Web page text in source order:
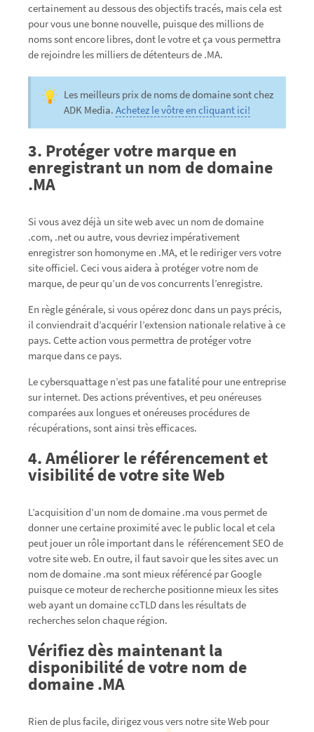
certainement au dessous des objectifs tracés, mais cela est
pour vous une bonne nouvelle, puisque des millions de
noms sont encore libres, dont le votre et ça vous permettra
de rejoindre les milliers de détenteurs de .MA.
Les meilleurs prix de noms de domaine sont chez
ADK Media. Achetez le vôtre en cliquant ici!
3. Protéger votre marque en
enregistrant un nom de domaine
.MA
Si vous avez déjà un site web avec un nom de domaine
.com, .net ou autre, vous devriez impérativement
enregistrer son homonyme en .MA, et le rediriger vers votre
site officiel. Ceci vous aidera à protéger votre nom de
marque, de peur qu’un de vos concurrents l’enregistre.
En règle générale, si vous opérez donc dans un pays précis,
il conviendrait d’acquérir l’extension nationale relative à ce
pays. Cette action vous permettra de protéger votre
marque dans ce pays.
Le cybersquattage n’est pas une fatalité pour une entreprise
sur internet. Des actions préventives, et peu onéreuses
comparées aux longues et onéreuses procédures de
récupérations, sont ainsi très efficaces.
4. Améliorer le référencement et
visibilité de votre site Web
L’acquisition d’un nom de domaine .ma vous permet de
donner une certaine proximité avec le public local et cela
peut jouer un rôle important dans le référencement SEO de
votre site web. En outre, il faut savoir que les sites avec un
nom de domaine .ma sont mieux référencé par Google
puisque ce moteur de recherche positionne mieux les sites
web ayant un domaine ccTLD dans les résultats de
recherches selon chaque région.
Vérifiez dès maintenant la
disponibilité de votre nom de
domaine .MA
Rien de plus facile, dirigez vous vers notre site Web pour